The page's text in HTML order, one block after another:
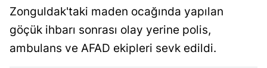
Zonguldak'taki maden ocağında yapılan
göçük ihbarı sonrası olay yerine polis,
ambulans ve AFAD ekipleri sevk edildi.